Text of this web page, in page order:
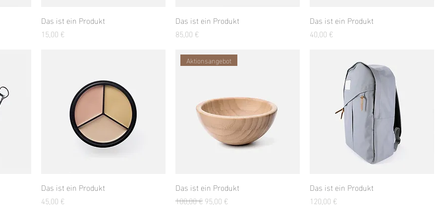
Das ist ein Produkt
Preis
15,00 €
Das ist ein Produkt
Preis
85,00 €
Das ist ein Produkt
Preis
40,00 €
Das ist ein Produkt
Preis
45,00 €
Aktionsangebot
Das ist ein Produkt
Standardpreis
100,00 €Sale-Preis
95,00 €
Das ist ein Produkt
Preis
120,00 €